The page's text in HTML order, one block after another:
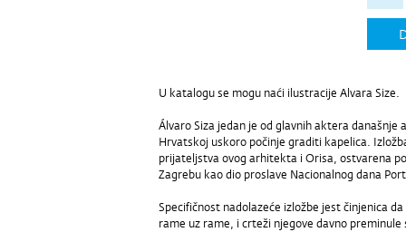
U katalogu se mogu naći ilustracije Alvara Size.
Álvaro Siza jedan je od glavnih aktera
Hrvatskoj uskoro počinje graditi kapelica.
prijateljstva ovog arhitekta i Orisa, ostvarena
Zagrebu kao dio proslave Nacionalnog dana
Specifičnost nadolazeće izložbe jest činjenica
rame uz rame, i crteži njegove davno